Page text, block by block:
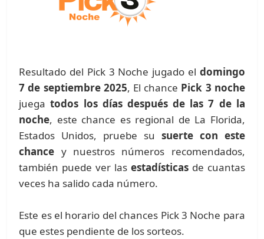
Resultado del Pick 3 Noche jugado el domingo
7 de septiembre 2025, El chance Pick 3 noche
juegatodos los días después de las 7 de la
noche, este chance es regional de La Florida,
Estados Unidos, pruebe su suerte con este
chance y nuestros números recomendados,
también puede ver las estadísticas de cuantas
veces ha salido cada número.
Este es el horario del chances Pick 3 Noche para
que estes pendiente de los sorteos.